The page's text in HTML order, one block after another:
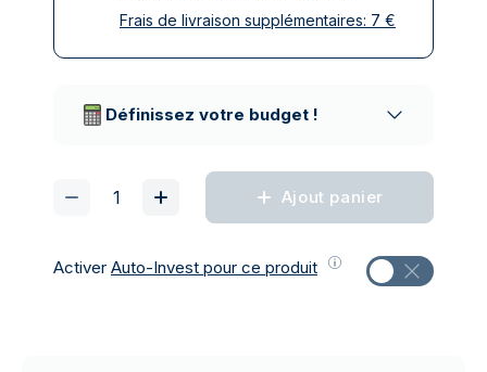
Toutes taxes comprises
Frais de livraison supplémentaires: 7 €
Définissez votre budget !
Ajout panier
Activer Auto-Invest pour ce produit